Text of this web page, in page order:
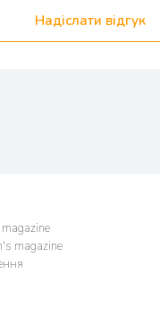
Надіслати відгук
magazine